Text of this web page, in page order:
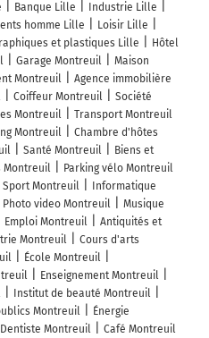
Banque Lille
Industrie Lille
homme Lille
Loisir Lille
et plastiques Lille
Hôtel
Garage Montreuil
Maison
Montreuil
Agence immobilière
Coiffeur Montreuil
Société
Montreuil
Transport Montreuil
Montreuil
Chambre d'hôtes
Santé Montreuil
Biens et
Montreuil
Parking vélo Montreuil
Sport Montreuil
Informatique
Photo video Montreuil
Musique
Emploi Montreuil
Antiquités et
Montreuil
Cours d'arts
École Montreuil
Enseignement Montreuil
Institut de beauté Montreuil
Montreuil
Énergie
Dentiste Montreuil
Café Montreuil